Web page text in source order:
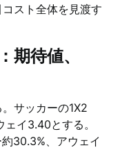
スト全体を見渡す
期待値、
サッカーの1X2
イ3.40とする。
30.3%、アウェイ